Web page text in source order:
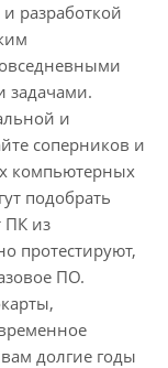
разработкой
и
соперников и
компьютерных
подобрать
ПК из
протестируют,
ПО.
долгие годы